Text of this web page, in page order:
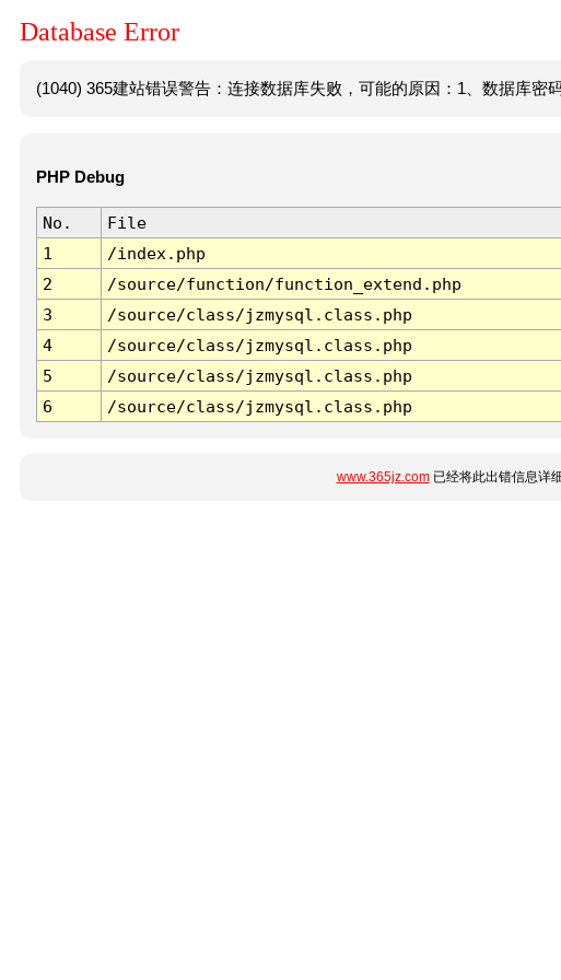
Database Error
(1040) 365建站错误警告：连接数据库失败，可能的原因：1、数据库密
PHP Debug
No. File
1
/index.php
2
/source/function/function_extend.php
3
/source/class/jzmysql.class.php
4
/source/class/jzmysql.class.php
5
/source/class/jzmysql.class.php
6
/source/class/jzmysql.class.php
www.365jz.com已经将此出错信息详